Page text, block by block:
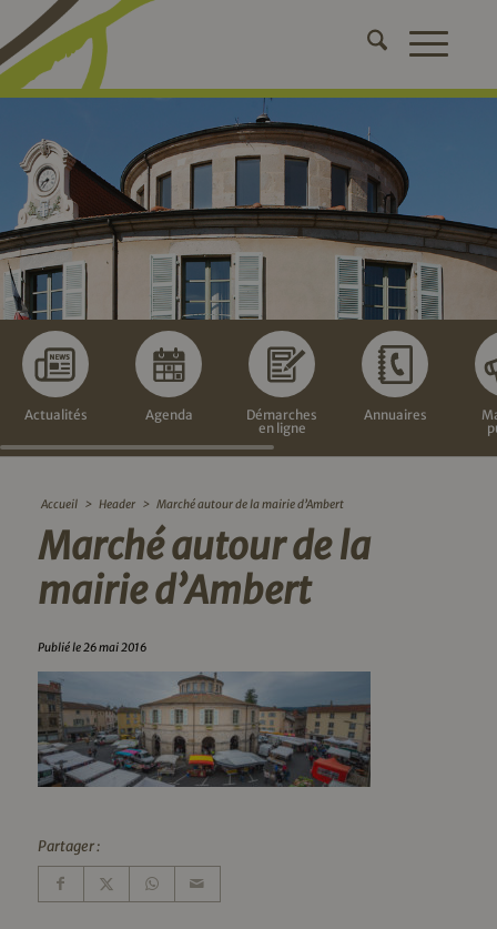
Actualités Agenda
Démarches
en ligne
Annuaires
Accueil > Header > Marché autour de la mairie d’Ambert
Marché autour de la
mairie d’Ambert
Publié le 26 mai 2016
Partager :